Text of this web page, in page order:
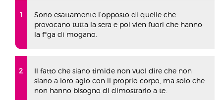
Sono esattamente l’opposto di quelle che
provocano tutta la sera e poi vien fuori che hanno
la f*ga di mogano.
Il fatto che siano timide non vuol dire che non
siano a loro agio con il proprio corpo, ma solo che
non hanno bisogno di dimostrarlo a te.